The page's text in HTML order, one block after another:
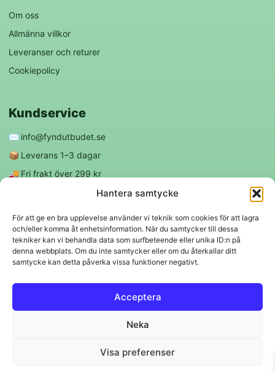
Hantera samtycke
För att ge en bra upplevelse använder vi teknik som cookies för att lagra
och/eller komma åt enhetsinformation. När du samtycker till dessa
tekniker kan vi behandla data som surfbeteende eller unika ID:n på
denna webbplats. Om du inte samtycker eller om du återkallar ditt
samtycke kan detta påverka vissa funktioner negativt.
Acceptera
Neka
Visa preferenser
Om oss
Allmänna villkor
Leveranser och returer
Cookiepolicy
Kundservice
✉️ info@fyndutbudet.se
📦 Leverans 1–3 dagar
🚚 Fri frakt över 299 kr
Följ oss
f ◎
Swish